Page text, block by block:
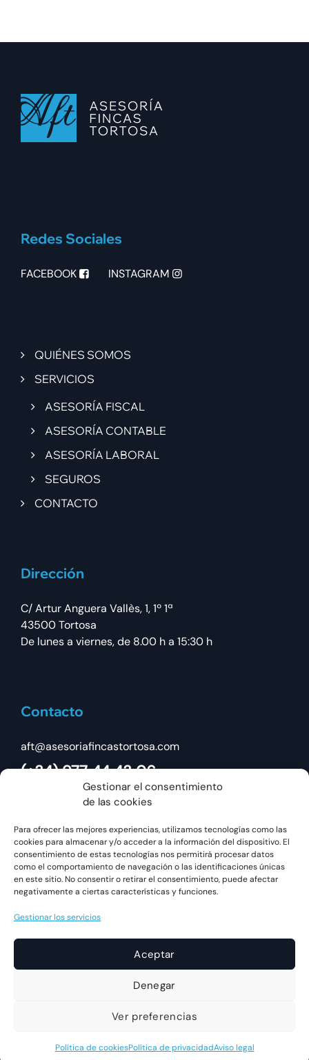
Gestionar el consentimiento
de las cookies
Para ofrecer las mejores experiencias, utilizamos tecnologías como las
cookies para almacenar y/o acceder a la información del dispositivo. El
consentimiento de estas tecnologías nos permitirá procesar datos
como el comportamiento de navegación o las identificaciones únicas
en este sitio. No consentir o retirar el consentimiento, puede afectar
negativamente a ciertas características y funciones.
Gestionar los servicios
Aceptar
Denegar
Ver preferencias
Política de cookiesPolítica de privacidadAviso legal
Redes Sociales
FACEBOOK INSTAGRAM
QUIÉNES SOMOS
SERVICIOS
ASESORÍA FISCAL
ASESORÍA CONTABLE
ASESORÍA LABORAL
SEGUROS
CONTACTO
Dirección
C/ Artur Anguera Vallès, 1, 1º 1ª
43500 Tortosa
De lunes a viernes, de 8.00 h a 15:30 h
Contacto
(+34) 977 44 43 06
aft@asesoriafincastortosa.com
Política De Privacidad
Aviso Legal